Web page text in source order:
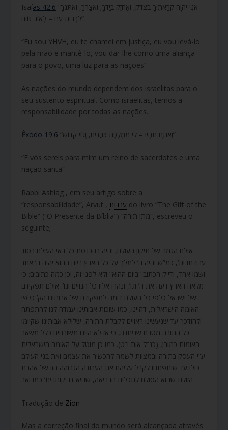
Isaías 42:6 “אֲנִי יְהוָה קְרָאתִיךָ בְצֶדֶק, וְאַחְזֵק בְּיָדֶךָ; וְאֶצָּרְךָ, וְאֶתֶּנְךָ
לִבְרִית עָם – לְאוֹר גּוֹיִם”
“Eu sou YHVH, eu te chamei em justiça, eu vou levá-lo
pela mão e mantê-lo, vou dar-lhe como uma aliança
para o povo, uma luz para as nações”
As nações do mundo dependem dos israelitas para o
seu sustento espiritual. Como israelitas, temos a
responsabilidade por todas as nações.
Êxodo 19:6 “וְאַתֶּם תִּהְיוּ – לִי מַמְלֶכֶת כֹּהֲנִים, וְגוֹי קָדוֹשׁ”
“E vós sereis para mim um reino de sacerdotes e uma
nação santa”
Rabbi Ashlag , em seu artigo sobre a
“responsabilidade”, Arvut ,ערבות do livro “The Gift of the
Bible” (“O Presente da Bíblia”) “מתן תורה”, escreveu o
seguinte;
אולם הגמר של תיקון העולם, יהיה בהכנסת כל באי העולם בסוד
עבודתו ית’, כמ”ש והיה ה’ למלך על כל הארץ ביום ההוא יהיה ה’ אחד
ושמו אחד, ודייק הכתוב “ביום ההוא” ולא לפני זה, וכן כמה כתובים: כי
מלאה הארץ דעה את ה’ וגו’, ונהרו אליו כל הגויים וגו’. אולם תפקידם
של ישראל כלפי כל העולם דומה לתפקידם של אבותינו הק’ כלפי
האומה הישראלית, דהיינו, כמו שזכות אבותינו עמדה לנו להתפתח
ולהזדכך עד שנעשינו ראויים לקבלת התורה, שלולא אבותינו שקיימו
כל התורה מטרם שניתנה, כי אז לא היינו משובחים כלל משאר
האומות כמובן, (כנ”ל אות י”ט). כמו כן מוטל על האומה הישראלית
ע”י העסק בתורה ובמצוות לשמה להכשיר את עצמם ואת בני העולם
כולו עד שיתפתחו לקבל עליהם את העבודה הגבוהה הזו של אהבת
הזולת שהוא הסולם לתכלית הבריאה, שהיא דביקותו ית’ כמבואר
Tradução de Zion
Mas a correção final do mundo será alcançada através